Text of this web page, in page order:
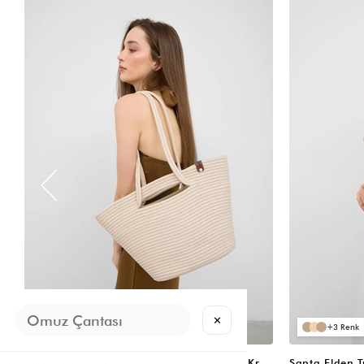
3
✕